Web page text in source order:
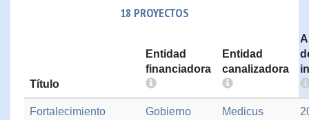
18 PROYECTOS
Título
Entidad
financiadora
Entidad
canalizadora
Fortalecimiento
Gobierno
Medicus